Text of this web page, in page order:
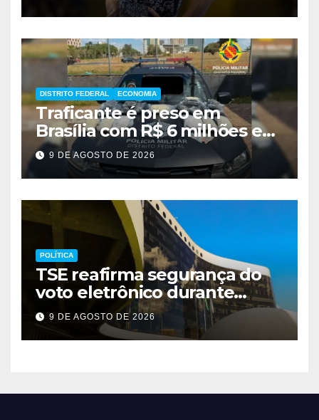
DISTRITO FEDERAL ECONOMIA
Traficante é preso em
Brasília com R$ 6 milhões em
metanfetamina
9 DE AGOSTO DE 2026
POLÍTICA
TSE reafirma segurança do
voto eletrônico durante
evento em Brasília
9 DE AGOSTO DE 2026